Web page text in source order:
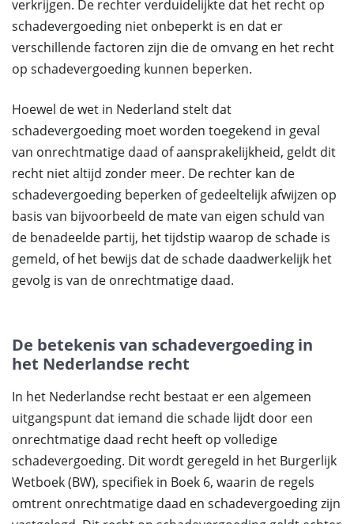
verkrijgen. De rechter verduidelijkte dat het recht op
schadevergoeding niet onbeperkt is en dat er
verschillende factoren zijn die de omvang en het recht
op schadevergoeding kunnen beperken.
Hoewel de wet in Nederland stelt dat
schadevergoeding moet worden toegekend in geval
van onrechtmatige daad of aansprakelijkheid, geldt dit
recht niet altijd zonder meer. De rechter kan de
schadevergoeding beperken of gedeeltelijk afwijzen op
basis van bijvoorbeeld de mate van eigen schuld van
de benadeelde partij, het tijdstip waarop de schade is
gemeld, of het bewijs dat de schade daadwerkelijk het
gevolg is van de onrechtmatige daad.
De betekenis van schadevergoeding in
het Nederlandse recht
In het Nederlandse recht bestaat er een algemeen
uitgangspunt dat iemand die schade lijdt door een
onrechtmatige daad recht heeft op volledige
schadevergoeding. Dit wordt geregeld in het Burgerlijk
Wetboek (BW), specifiek in Boek 6, waarin de regels
omtrent onrechtmatige daad en schadevergoeding zijn